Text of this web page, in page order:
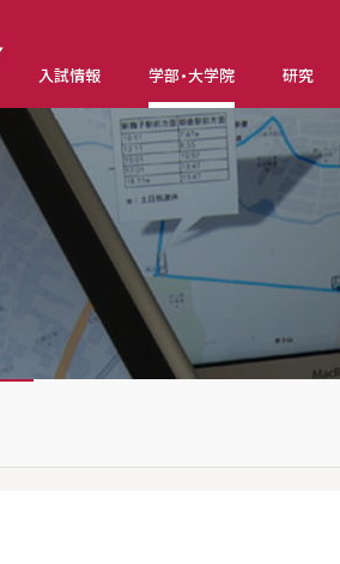
入試情報 学部・大学院 研究